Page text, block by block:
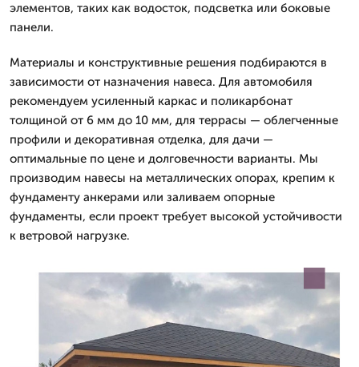
элементов, таких как водосток, подсветка или боковые
панели.
Материалы и конструктивные решения подбираются в
зависимости от назначения навеса. Для автомобиля
рекомендуем усиленный каркас и поликарбонат
толщиной от 6 мм до 10 мм, для террасы — облегченные
профили и декоративная отделка, для дачи —
оптимальные по цене и долговечности варианты. Мы
производим навесы на металлических опорах, крепим к
фундаменту анкерами или заливаем опорные
фундаменты, если проект требует высокой устойчивости
к ветровой нагрузке.